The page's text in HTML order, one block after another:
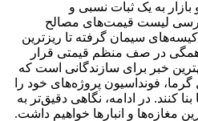
به یک ثبات نسبی و
لیست قیمت‌های مصالح
سیمان گرفته تا ریزترین
در صف منظم قیمتی قرار
خبر برای سازندگانی است که
فونداسیون پروژه‌های خود را
کنند. در ادامه، نگاهی دقیق‌تر به
مغازه‌ها و انبارها خواهیم داشت.